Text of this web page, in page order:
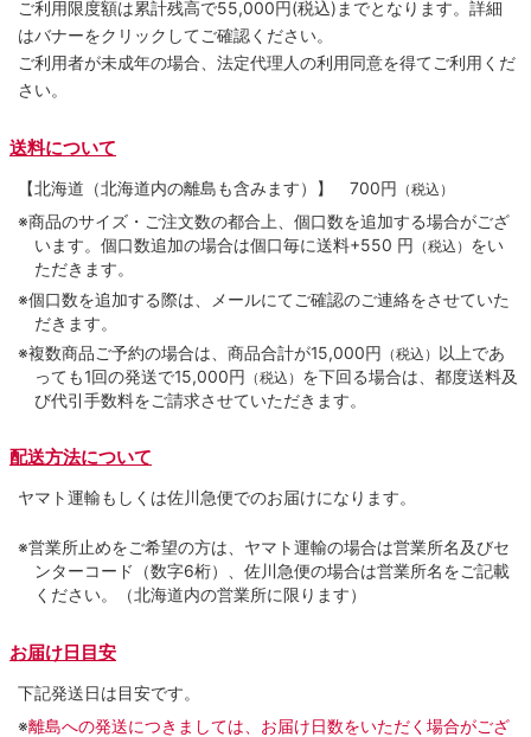
ご利用限度額は累計残高で55,000円(税込)までとなります。詳細
はバナーをクリックしてご確認ください。
ご利用者が未成年の場合、法定代理人の利用同意を得てご利用くだ
さい。
送料について
【北海道（北海道内の離島も含みます）】 700円 （税込）
※商品のサイズ・ご注文数の都合上、個口数を追加する場合がござ
います。個口数追加の場合は個口毎に送料+550 円 （税込） をい
ただきます。
※個口数を追加する際は、メールにてご確認のご連絡をさせていた
だきます。
※複数商品ご予約の場合は、商品合計が15,000円 （税込） 以上であ
っても1回の発送で15,000円 （税込） を下回る場合は、都度送料及
び代引手数料をご請求させていただきます。
配送方法について
ヤマト運輸もしくは佐川急便でのお届けになります。
※営業所止めをご希望の方は、ヤマト運輸の場合は営業所名及びセ
ンターコード（数字6桁）、佐川急便の場合は営業所名をご記載
ください。（北海道内の営業所に限ります）
お届け日目安
下記発送日は目安です。
※離島への発送につきましては、お届け日数をいただく場合がござ